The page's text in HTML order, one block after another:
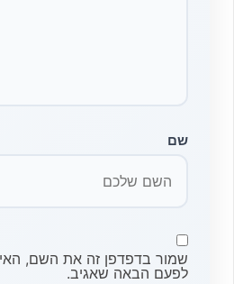
שם
שמור בדפדפן זה את השם,
לפעם הבאה שאגיב.